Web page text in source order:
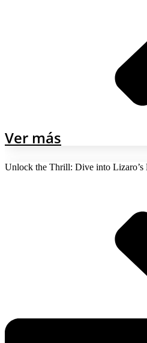
Ver más
Unlock the Thrill: Dive into Lizaro’s